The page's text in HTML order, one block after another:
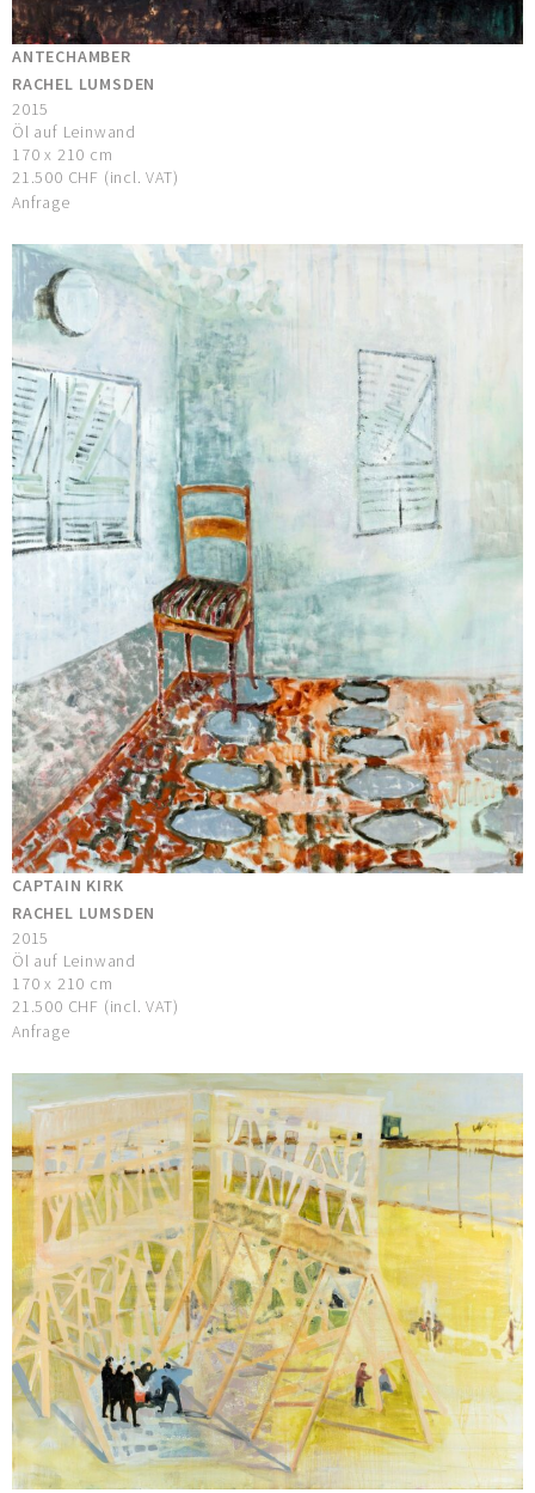
ANTECHAMBER
RACHEL LUMSDEN
2015
Öl auf Leinwand
170 x 210 cm
21.500 CHF (incl. VAT)
Anfrage
CAPTAIN KIRK
RACHEL LUMSDEN
2015
Öl auf Leinwand
170 x 210 cm
21.500 CHF (incl. VAT)
Anfrage